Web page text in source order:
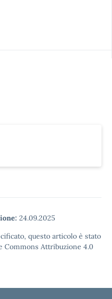
24.09.2025
questo articolo è stato
Commons Attribuzione 4.0